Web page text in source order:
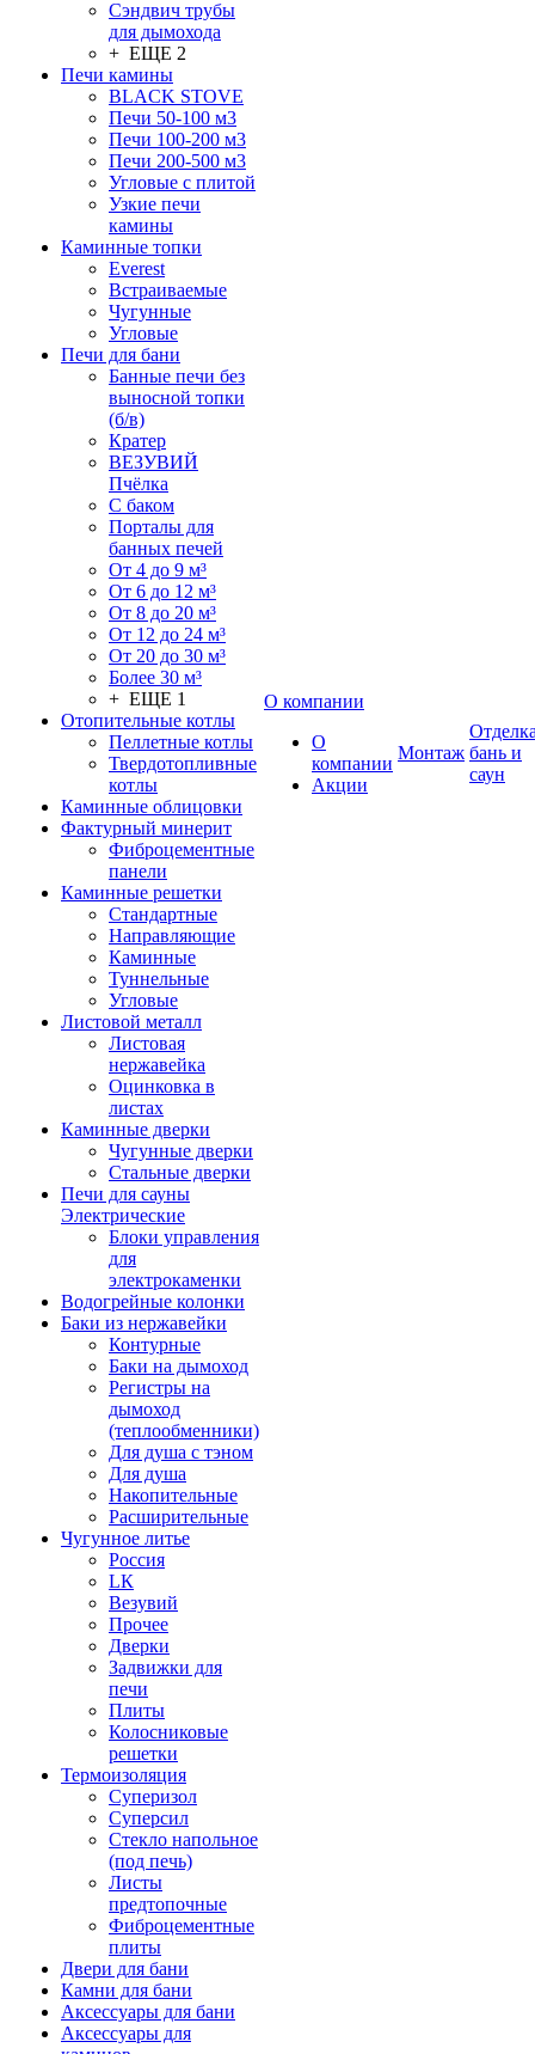
Сэндвич трубы
для дымохода
+ ЕЩЕ 2
Печи камины
BLACK STOVE
Печи 50-100 м3
Печи 100-200 м3
Печи 200-500 м3
Угловые с плитой
Узкие печи
камины
Каминные топки
Everest
Встраиваемые
Чугунные
Угловые
Печи для бани
Банные печи без
выносной топки
(б/в)
Кратер
ВЕЗУВИЙ
Пчёлка
С баком
Порталы для
банных печей
От 4 до 9 м³
От 6 до 12 м³
От 8 до 20 м³
От 12 до 24 м³
От 20 до 30 м³
Более 30 м³
+ ЕЩЕ 1
Отопительные котлы
Пеллетные котлы
Твердотопливные
котлы
Каминные облицовки
Фактурный минерит
Фиброцементные
панели
Каминные решетки
Стандартные
Направляющие
Каминные
Туннельные
Угловые
Листовой металл
Листовая
нержавейка
Оцинковка в
листах
Каминные дверки
Чугунные дверки
Стальные дверки
Печи для сауны
Электрические
Блоки управления
для
электрокаменки
Водогрейные колонки
Баки из нержавейки
Контурные
Баки на дымоход
Регистры на
дымоход
(теплообменники)
Для душа с тэном
Для душа
Накопительные
Расширительные
Чугунное литье
Россия
LК
Везувий
Прочее
Дверки
Задвижки для
печи
Плиты
Колосниковые
решетки
Термоизоляция
Суперизол
Суперсил
Стекло напольное
(под печь)
Листы
предтопочные
Фиброцементные
плиты
Двери для бани
Камни для бани
Аксессуары для бани
Аксессуары для
О компании
О
компании
Акции
Монтаж бань и
саун